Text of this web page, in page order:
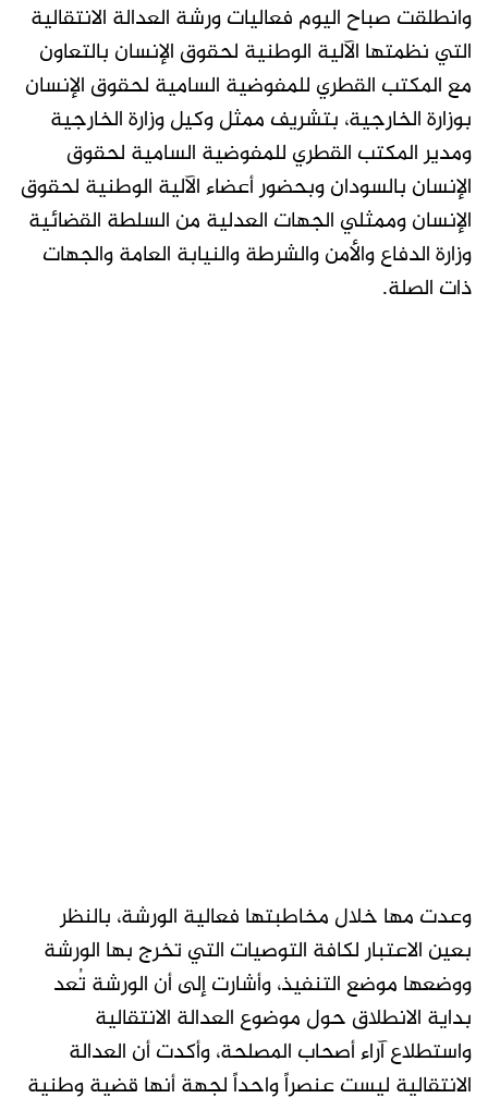
وانطلقت صباح اليوم فعاليات ورشة العدالة الانتقالية
التي نظمتها الآلية الوطنية لحقوق الإنسان بالتعاون
مع المكتب القطري للمفوضية السامية لحقوق الإنسان
بوزارة الخارجية، بتشريف ممثل وكيل وزارة الخارجية
ومدير المكتب القطري للمفوضية السامية لحقوق
الإنسان بالسودان وبحضور أعضاء الآلية الوطنية لحقوق
الإنسان وممثلي الجهات العدلية من السلطة القضائية
وزارة الدفاع والأمن والشرطة والنيابة العامة والجهات
ذات الصلة.
وعدت مها خلال مخاطبتها فعالية الورشة، بالنظر
بعين الاعتبار لكافة التوصيات التي تخرج بها الورشة
ووضعها موضع التنفيذ، وأشارت إلى أن الورشة تُعد
بداية الانطلاق حول موضوع العدالة الانتقالية
واستطلاع آراء أصحاب المصلحة، وأكدت أن العدالة
الانتقالية ليست عنصراً واحداً لجهة أنها قضية وطنية